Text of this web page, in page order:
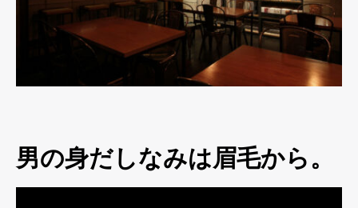
男の身だしなみは眉毛から。